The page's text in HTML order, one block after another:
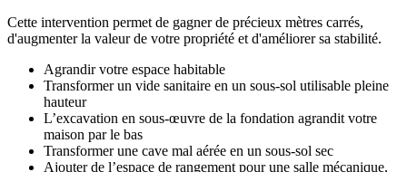
Cette intervention permet de gagner de précieux mètres carrés,
d'augmenter la valeur de votre propriété et d'améliorer sa stabilité.
Agrandir votre espace habitable
Transformer un vide sanitaire en un sous-sol utilisable pleine
hauteur
L’excavation en sous-œuvre de la fondation agrandit votre
maison par le bas
Transformer une cave mal aérée en un sous-sol sec
Ajouter de l’espace de rangement pour une salle mécanique,